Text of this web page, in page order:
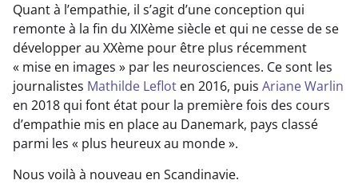
Quant à l’empathie, il s’agit d’une conception qui
remonte à la fin du XIXème siècle et qui ne cesse de se
développer au XXème pour être plus récemment
« mise en images » par les neurosciences. Ce sont les
journalistes Mathilde Leflot en 2016, puis Ariane Warlin
en 2018 qui font état pour la première fois des cours
d’empathie mis en place au Danemark, pays classé
parmi les « plus heureux au monde ».
Nous voilà à nouveau en Scandinavie.